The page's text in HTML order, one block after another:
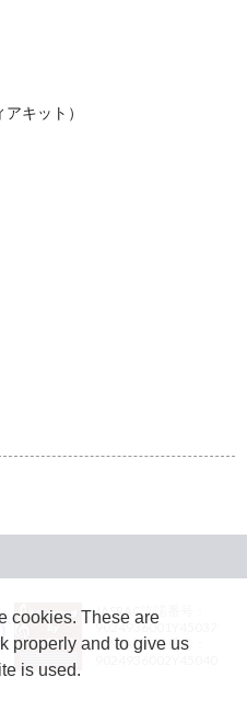
キット）
JASRAC許諾番号：
9024936001Y45037
JASRAC許諾番号：
cookies. These are
properly and to give us
is used.